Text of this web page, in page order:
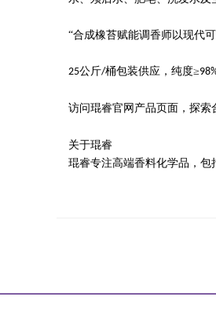
“合成橡苔赋能调香师以现代
25公斤/桶包装供应，纯度≥
访问琨睿官网产品页面，探索
关于琨睿
琨睿专注高端香料化学品，包